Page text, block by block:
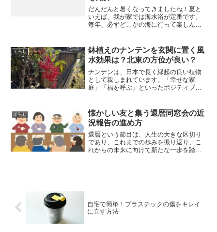
だんだんと暑くなってきましたね！夏と
いえば、我が家では海水浴が定番です。
毎年、必ずどこかの海に行って楽しんで
での楽しみが何倍にも増しますよね！で
も、浮き輪の空気を抜くの...
くらし
鉢植えのナンテンを玄関に置く風
水効果は？北東の方位が良い？
ナンテンは、日本で長く縁起の良い植物
として親しまれています。「幸せな家
庭」「福を呼ぶ」といったポジティブな
れることがありますが、それは玄関に置
く場合はどうなのでしょうか...
くらし
懐かしい友と集う還暦同窓会の近
況報告の進め方
還暦という節目は、人生の大きな区切り
であり、これまでの歩みを振り返り、こ
れからの未来に向けて新たな一歩を踏み
自宅で簡単！プラスチックの傷をキレイ
に直す方法